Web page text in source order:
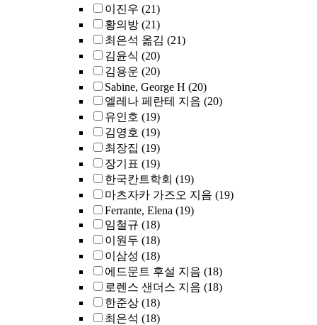
이진우 (21)
황의방 (21)
최은석 옮김 (21)
김윤식 (20)
김용운 (20)
Sabine, George H (20)
엘레나 페란테 지음 (20)
유인호 (19)
김영호 (19)
최장집 (19)
장기표 (19)
한국칸트학회 (19)
마츠자카 가즈오 지음 (19)
Ferrante, Elena (19)
임철규 (18)
이원두 (18)
이삼성 (18)
에드문트 후설 지음 (18)
로렌스 샌더스 지음 (18)
한준상 (18)
최은석 (18)